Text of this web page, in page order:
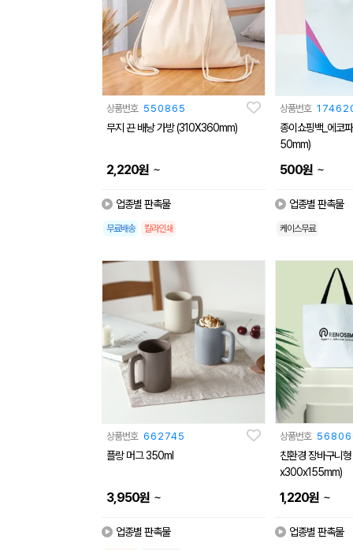
상품번호 550865
무지 끈 배낭 가방 (310X360mm)
2,220원 ~
업종별 판촉물
무료배송 칼라인쇄
상품번호
종이쇼핑백_에코
50mm)
500원 ~
업종별 판촉물
케이스무료
상품번호 662745
플랑 머그 350ml
3,950원 ~
업종별 판촉물
상품번호
친환경 장바구니
x300x155mm)
1,220원 ~
업종별 판촉물